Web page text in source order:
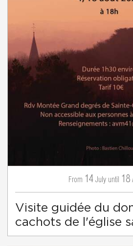
From 14 July until 18
Visite guidée du
cachots de l'église